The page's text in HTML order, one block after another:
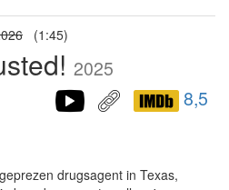
(1:45)
2025
8,5
drugsagent in Texas,